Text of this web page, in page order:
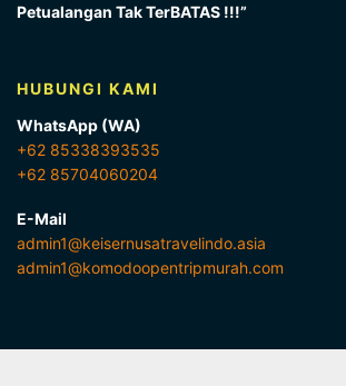
Petualangan Tak TerBATAS !!!”
HUBUNGI KAMI
WhatsApp (WA)
+62 85338393535
+62 85704060204
E-Mail
admin1@keisernusatravelindo.asia
admin1@komodoopentripmurah.com